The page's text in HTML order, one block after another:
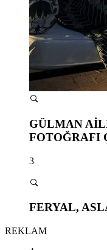
GÜLMAN
FOTOĞRAFI
3
FERYAL,
REKLAM